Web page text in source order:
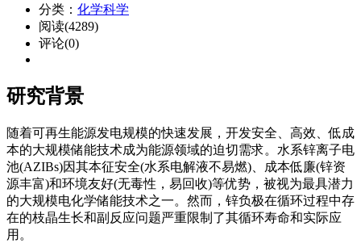
分类： 化学科学
阅读(4289)
评论(0)
研究背景
随着可再生能源发电规模的快速发展，开发安全、高效、低成
本的大规模储能技术成为能源领域的迫切需求。水系锌离子电
池(AZIBs)因其本征安全(水系电解液不易燃)、成本低廉(锌资
源丰富)和环境友好(无毒性，易回收)等优势，被视为最具潜力
的大规模电化学储能技术之一。然而，锌负极在循环过程中存
在的枝晶生长和副反应问题严重限制了其循环寿命和实际应
用。